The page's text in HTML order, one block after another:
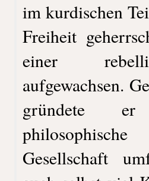
im kurdischen
Freiheit
einer
aufgewachsen.
gründete
Gesellschaft